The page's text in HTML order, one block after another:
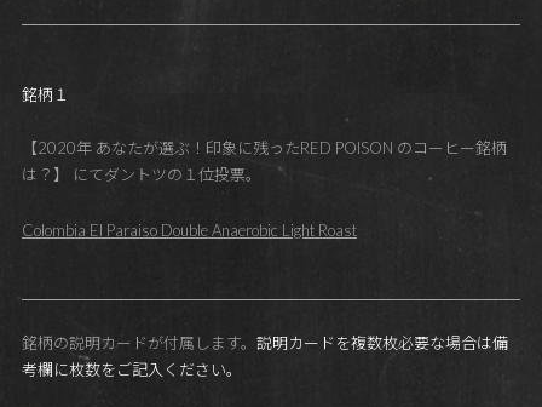
銘柄１
【2020年 あなたが選ぶ！印象に残ったRED POISON のコーヒー銘柄
は？】 にてダントツの１位投票。
Colombia El Paraiso Double Anaerobic Light Roast
銘柄の説明カードが付属します。 説明カードを複数枚必要な場合は備
考欄に枚数をご記入ください。